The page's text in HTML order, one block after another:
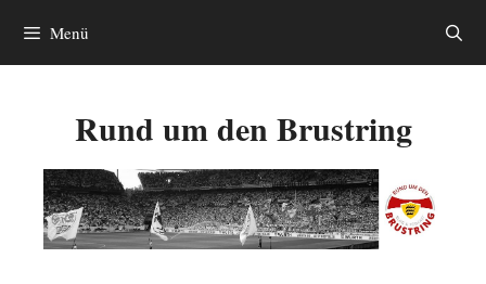
Inhalt
springen
Menü
Rund um den Brustring